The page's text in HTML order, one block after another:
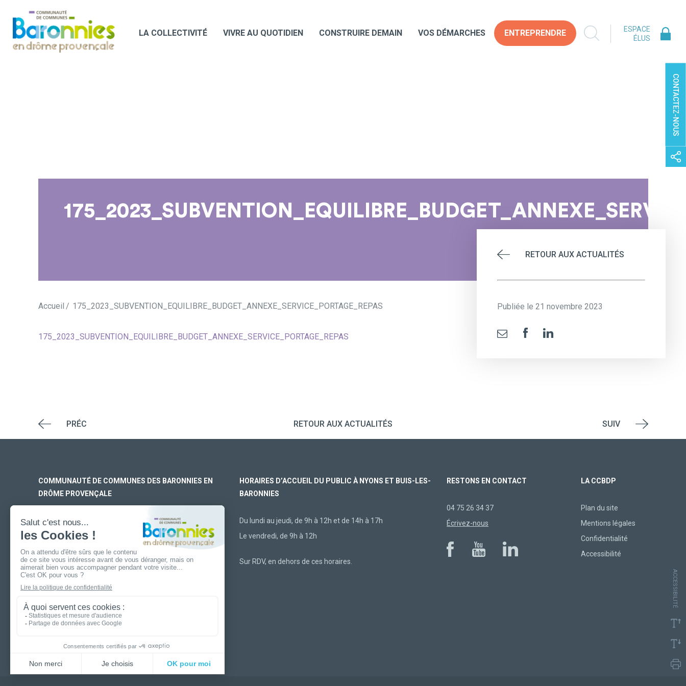
LA COLLECTIVITÉ VIVRE AU QUOTIDIEN CONSTRUIRE DEMAIN VOS DÉMARCHES ENTREPRENDRE
ESPACE
ÉLUS
CONTACTEZ-NOUS
Accueil 175_2023_SUBVENTION_EQUILIBRE_BUDGET_ANNEXE_SERVICE_PORTAGE_REPAS
RETOUR AUX ACTUALITÉS
Publiée le 21 novembre 2023
175_2023_SUBVENTION_EQUILIBRE_BUDGET_ANNEXE_SERVICE_PORTAGE_REPAS
PRÉC RETOUR AUX ACTUALITÉS SUIV
COMMUNAUTÉ DE COMMUNES DES BARONNIES EN
DRÔME PROVENÇALE
SIÈGE SOCIAL
170 rue Ferdinand Fert
Les Laurons – CS 30005
26110 Nyons
ANTENNE DE BUIS-LES-BARONNIES
19 boulevard Aristide Briand
26170 Buis-Les-Baronnies
HORAIRES D’ACCUEIL DU PUBLIC À NYONS ET BUIS-LES-
BARONNIES
Du lundi au jeudi, de 9h à 12h et de 14h à 17h
Le vendredi, de 9h à 12h
Sur RDV, en dehors de ces horaires.
RESTONS EN CONTACT
04 75 26 34 37
Écrivez-nous
LA CCBDP
Plan du site
Mentions légales
Confidentialité
Accessibilité
ACCESSIBILITÉ